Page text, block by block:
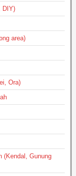
DIY)
area)
Ora)
(Kendal, Gunung